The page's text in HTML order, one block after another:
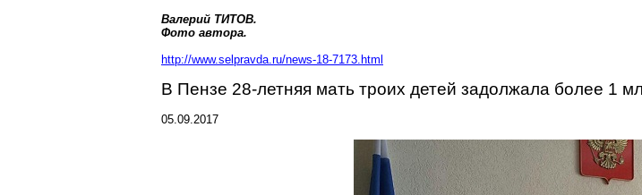
Валерий ТИТОВ.
Фото автора.
http://www.selpravda.ru/news-18-7173.html
В Пензе 28-летняя мать троих детей задолжала более 1
05.09.2017